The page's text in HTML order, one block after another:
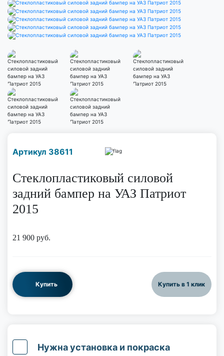
Артикул 38611
Стеклопластиковый силовой
задний бампер на УАЗ Патриот
2015
21 900 руб.
Купить Купить в 1 клик
Нужна установка и покраска